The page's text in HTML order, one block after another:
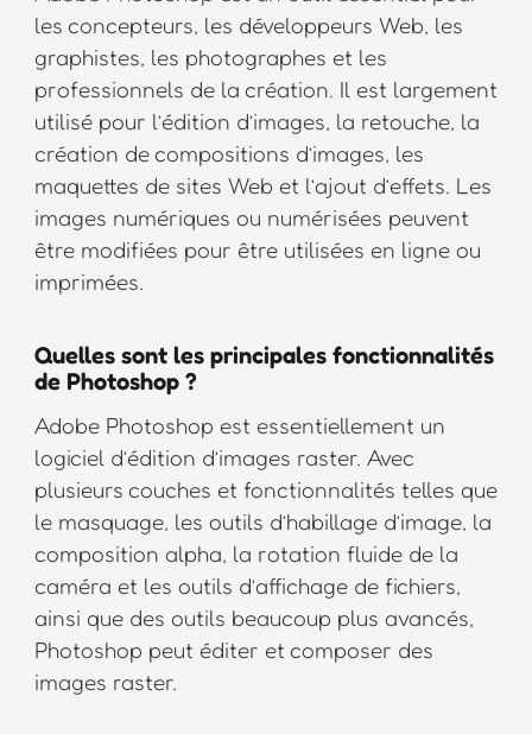
les concepteurs, les développeurs Web, les
graphistes, les photographes et les
professionnels de la création. Il est largement
utilisé pour l’édition d’images, la retouche, la
création de compositions d’images, les
maquettes de sites Web et l’ajout d’effets. Les
images numériques ou numérisées peuvent
être modifiées pour être utilisées en ligne ou
imprimées.
Quelles sont les principales fonctionnalités
de Photoshop ?
Adobe Photoshop est essentiellement un
logiciel d’édition d’images raster. Avec
plusieurs couches et fonctionnalités telles que
le masquage, les outils d’habillage d’image, la
composition alpha, la rotation fluide de la
caméra et les outils d’affichage de fichiers,
ainsi que des outils beaucoup plus avancés,
Photoshop peut éditer et composer des
images raster.